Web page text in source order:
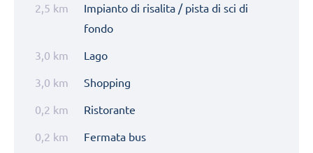
Impianto di risalita / pista di sci di
fondo
2,5 km
Lago
3,0 km
Shopping
3,0 km
Ristorante
0,2 km
Fermata bus
0,2 km